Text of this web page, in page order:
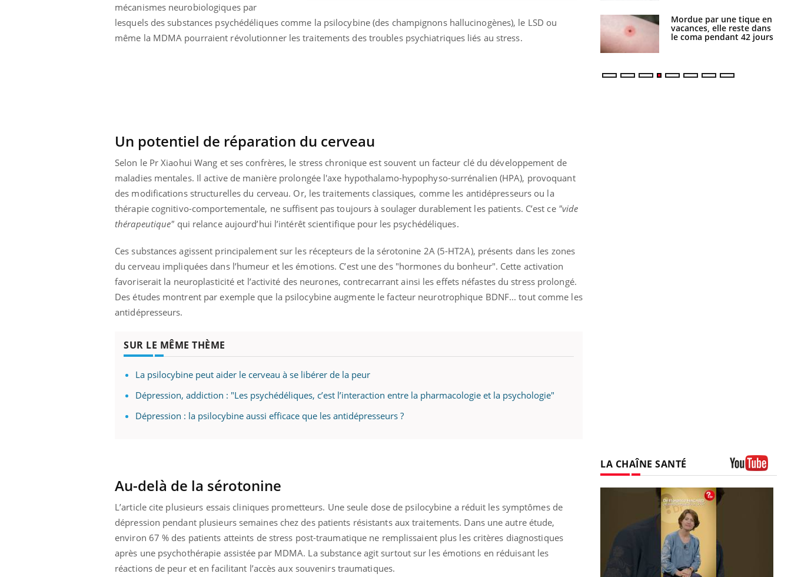
mécanismes neurobiologiques par
lesquels des substances psychédéliques comme la psilocybine (des champignons hallucinogènes), le LSD ou
même la MDMA pourraient révolutionner les traitements des troubles psychiatriques liés au stress.
Un potentiel de réparation du cerveau
Selon le Pr Xiaohui Wang et ses confrères, le stress chronique est souvent un facteur clé du développement de
maladies mentales. Il active de manière prolongée l'axe hypothalamo-hypophyso-surrénalien (HPA), provoquant
des modifications structurelles du cerveau. Or, les traitements classiques, comme les antidépresseurs ou la
thérapie cognitivo-comportementale, ne suffisent pas toujours à soulager durablement les patients. C’est ce"vide
thérapeutique" qui relance aujourd’hui l’intérêt scientifique pour les psychédéliques.
Ces substances agissent principalement sur les récepteurs de la sérotonine 2A (5-HT2A), présents dans les zones
du cerveau impliquées dans l’humeur et les émotions. C’est une des "hormones du bonheur". Cette activation
favoriserait la neuroplasticité et l’activité des neurones, contrecarrant ainsi les effets néfastes du stress prolongé.
Des études montrent par exemple que la psilocybine augmente le facteur neurotrophique BDNF... tout comme les
antidépresseurs.
SUR LE MÊME THÈME
La psilocybine peut aider le cerveau à se libérer de la peur
Dépression, addiction : "Les psychédéliques, c’est l’interaction entre la pharmacologie et la psychologie"
Dépression : la psilocybine aussi efficace que les antidépresseurs ?
Au-delà de la sérotonine
L’article cite plusieurs essais cliniques prometteurs. Une seule dose de psilocybine a réduit les symptômes de
dépression pendant plusieurs semaines chez des patients résistants aux traitements. Dans une autre étude,
environ 67 % des patients atteints de stress post-traumatique ne remplissaient plus les critères diagnostiques
après une psychothérapie assistée par MDMA. La substance agit surtout sur les émotions en réduisant les
réactions de peur et en facilitant l’accès aux souvenirs traumatiques.
Cytomégalovirus : ce qui
change dans la prise en
charge des femmes
Pourquoi votre ventre
gâche-t-il les premiers
jours de vos vacances ?
Pourquoi manger moins
de protéines pourrait
finalement être bénéfique
Mordue par une tique en
vacances, elle reste dans
le coma pendant 42 jours
LA CHAÎNE SANTÉ